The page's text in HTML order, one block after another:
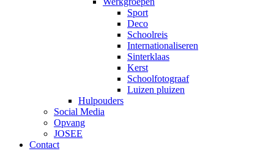
Sport
Deco
Schoolreis
Internationaliseren
Sinterklaas
Kerst
Schoolfotograaf
Luizen pluizen
Hulpouders
Social Media
Opvang
JOSEE
Contact